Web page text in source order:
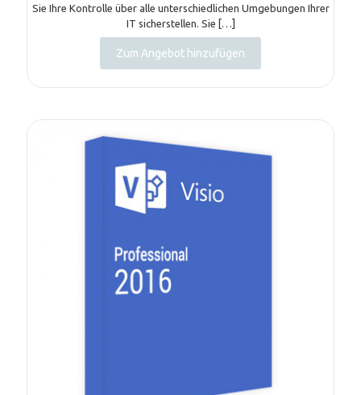
Sie Ihre Kontrolle über alle unterschiedlichen Umgebungen Ihrer
IT sicherstellen. Sie […]
Zum Angebot hinzufügen